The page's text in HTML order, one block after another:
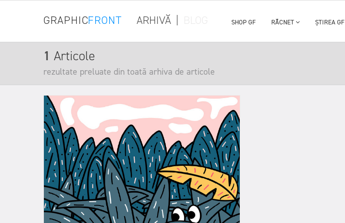
GRAPHICFRONT ARHIVĂ SHOP GF RĂCNET ȘTIREA GF
1 Articole
rezultate preluate din toată arhiva de articole